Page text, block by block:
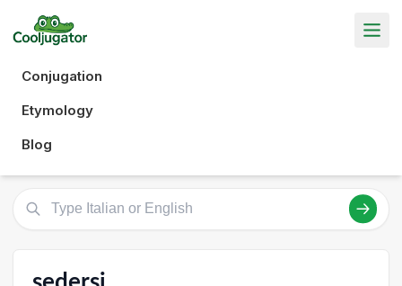
Conjugation
Etymology
Blog